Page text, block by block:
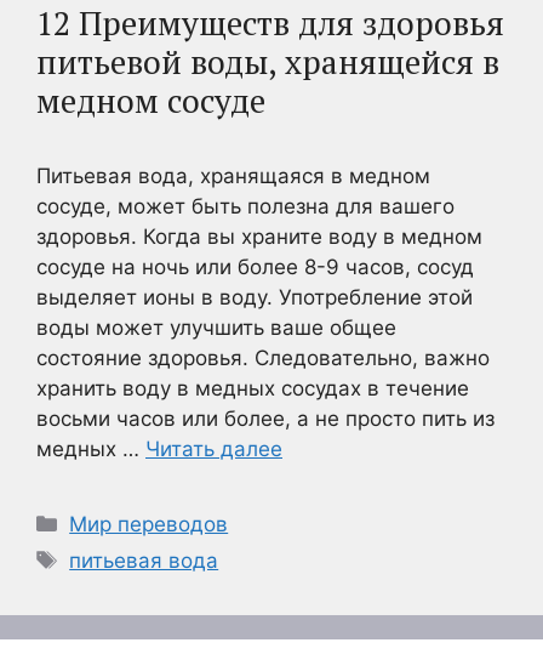
12 Преимуществ для здоровья
питьевой воды, хранящейся в
медном сосуде
Питьевая вода, хранящаяся в медном
сосуде, может быть полезна для вашего
здоровья. Когда вы храните воду в медном
сосуде на ночь или более 8-9 часов, сосуд
выделяет ионы в воду. Употребление этой
воды может улучшить ваше общее
состояние здоровья. Следовательно, важно
хранить воду в медных сосудах в течение
восьми часов или более, а не просто пить из
медных … Читать далее
Рубрики
Мир переводов
Метки
питьевая вода